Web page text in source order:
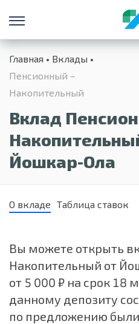
Главная
Вклады
Пенсионный –
Накопительный
Вклад
Йошкар-Ола
О вкладе Таблица ставок
Вы можете открыть
Накопительный от
от 5 000 ₽ на срок 18
данному депозиту
по предложению